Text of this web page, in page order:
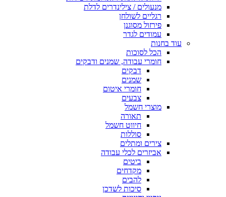
מנעולים / צילינדרים לדלת
רגליים לשולחן
פירזול מסוגנן
עמודים לגדר
עוד בחנות
הכל לסוכות
חומרי עבודה, שמנים ודבקים
דבקים
שמנים
חומרי איטום
צבעים
מוצרי חשמל
תאורה
חיווט חשמל
סוללות
צירים ומתלים
אביזרים לכלי עבודה
ביטים
מקדחים
להבים
סיכות לשדכן